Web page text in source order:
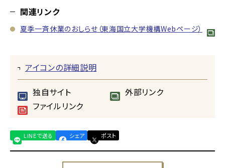
関連リンク
夏季一斉休業のおしらせ（東海国立大学機構Webページ）
アイコンの詳細説明
独自サイト
外部リンク
ファイルリンク
LINEで送る シェア ポスト